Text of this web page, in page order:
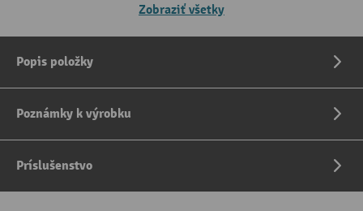
Zobraziť všetky
Popis položky
Poznámky k výrobku
Príslušenstvo